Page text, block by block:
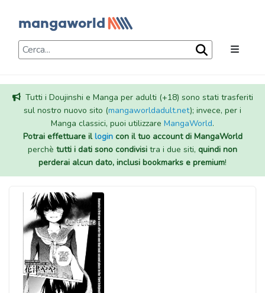
Tutti i Doujinshi e Manga per adulti (+18) sono stati trasferiti
sul nostro nuovo sito (mangaworldadult.net); invece, per i
Manga classici, puoi utilizzare MangaWorld.
Potrai effettuare illogincon il tuo account di MangaWorld
perchè tutti i dati sono condivisi tra i due siti, quindi non
perderai alcun dato, inclusi bookmarks e premium!